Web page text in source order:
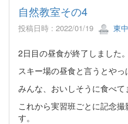
自然教室その4
投稿日時 : 2022/01/19 東
2日目の昼食が終了しました。
スキー場の昼食と言うとやっ
みんな、おいしそうに食べて
これから実習班ごとに記念
す。